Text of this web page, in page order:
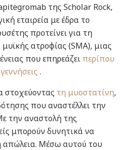
της Scholar Rock,
εταιρεία με έδρα το
προτείνει για τη
ατροφίας (SMA), μιας
που επηρεάζει περίπου
.
στοχεύοντας τη μυοστατίνη,
που αναστέλλει την
την αναστολή της
μπορούν δυνητικά να
Μέσω αυτού του